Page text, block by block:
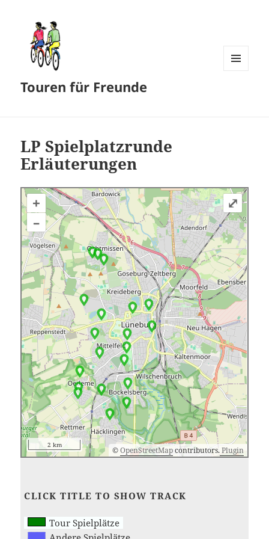
Touren für Freunde
LP Spielplatzrunde
Erläuterungen
+
–
©OpenStreetMapcontributors.Plugin
2 km
⤢
CLICK TITLE TO SHOW TRACK
Tour Spielplätze